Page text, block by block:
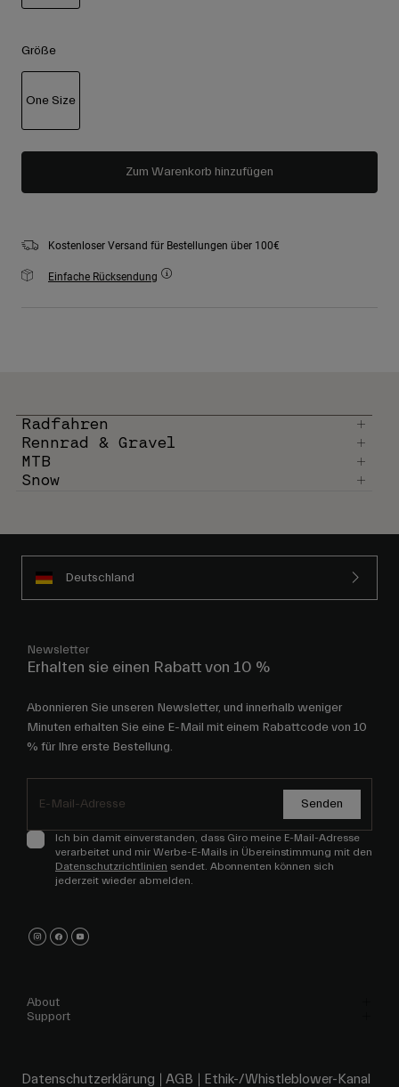
Backcountry
Freestyle
Ski Race
Alle anzeigen
Größe
One Size
Zum Warenkorb hinzufügen
Kostenloser Versand für Bestellungen über 100€
Einfache Rücksendung
Radfahren
Rennrad & Gravel
MTB
Snow
Deutschland
Newsletter
Erhalten sie einen Rabatt von 10 %
Abonnieren Sie unseren Newsletter, und innerhalb weniger
Minuten erhalten Sie eine E-Mail mit einem Rabattcode von 10
% für Ihre erste Bestellung.
Senden
Ich bin damit einverstanden, dass Giro meine E-Mail-Adresse
verarbeitet und mir Werbe-E-Mails in Übereinstimmung mit den
Datenschutzrichtlinien sendet. Abonnenten können sich
jederzeit wieder abmelden.
About
Support
Datenschutzerklärung AGB Ethik-/Whistleblower-Kanal